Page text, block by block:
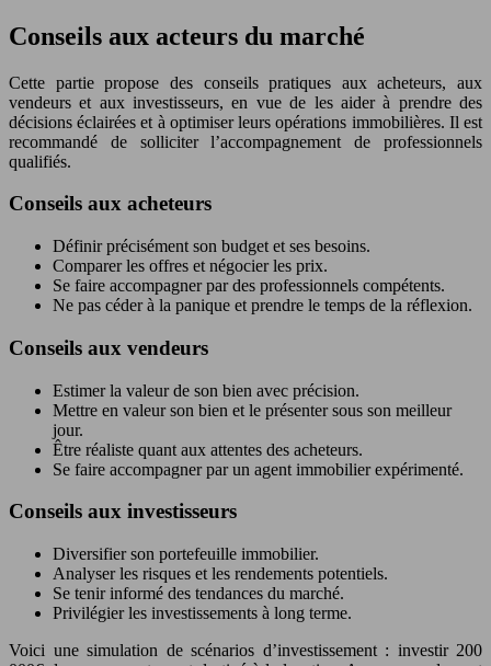
Conseils aux acteurs du marché
Cette partie propose des conseils pratiques aux acheteurs, aux
vendeurs et aux investisseurs, en vue de les aider à prendre des
décisions éclairées et à optimiser leurs opérations immobilières. Il est
recommandé de solliciter l’accompagnement de professionnels
qualifiés.
Conseils aux acheteurs
Définir précisément son budget et ses besoins.
Comparer les offres et négocier les prix.
Se faire accompagner par des professionnels compétents.
Ne pas céder à la panique et prendre le temps de la réflexion.
Conseils aux vendeurs
Estimer la valeur de son bien avec précision.
Mettre en valeur son bien et le présenter sous son meilleur
jour.
Être réaliste quant aux attentes des acheteurs.
Se faire accompagner par un agent immobilier expérimenté.
Conseils aux investisseurs
Diversifier son portefeuille immobilier.
Analyser les risques et les rendements potentiels.
Se tenir informé des tendances du marché.
Privilégier les investissements à long terme.
Voici une simulation de scénarios d’investissement : investir 200